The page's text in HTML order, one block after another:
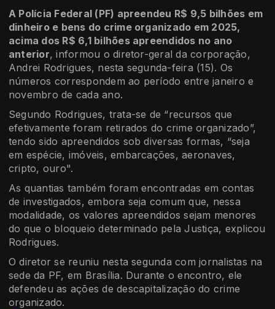
A Polícia Federal (PF) apreendeu R$ 9,5 bilhões em
dinheiro e bens do crime organizado em 2025,
acima dos R$ 6,1 bilhões apreendidos no ano
anterior, informou o diretor-geral da corporação,
Andrei Rodrigues, nesta segunda-feira (15). Os
números correspondem ao período entre janeiro e
novembro de cada ano.
Segundo Rodrigues, trata-se de “recursos que
efetivamente foram retirados do crime organizado”,
tendo sido apreendidos sob diversas formas, “seja
em espécie, imóveis, embarcações, aeronaves,
cripto, ouro".
As quantias também foram encontradas em contas
de investigados, embora seja comum que, nessa
modalidade, os valores apreendidos sejam menores
do que o bloqueio determinado pela Justiça, explicou
Rodrigues.
O diretor se reuniu nesta segunda com jornalistas na
sede da PF, em Brasília. Durante o encontro, ele
defendeu as ações de descapitalização do crime
organizado.